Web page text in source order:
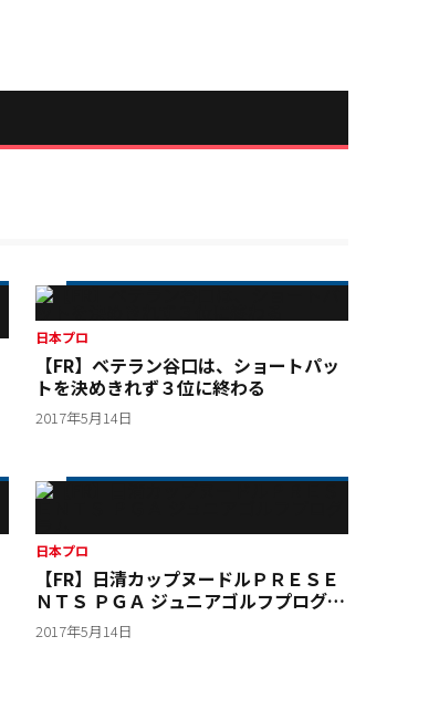
日本プロ
【FR】ベテラン谷口は、ショートパッ
トを決めきれず３位に終わる
2017年5月14日
日本プロ
【FR】日清カップヌードルＰＲＥＳＥ
ＮＴＳ ＰＧＡ ジュニアゴルフプログラ
ム
2017年5月14日